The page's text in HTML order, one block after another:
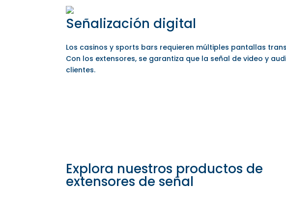
Señalización digital
Los casinos y sports bars requieren múltiples pantallas
Con los extensores, se garantiza que la señal de video y
clientes.
Explora nuestros productos de
extensores de señal